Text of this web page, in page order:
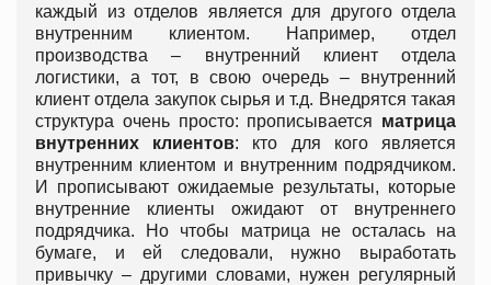
каждый из отделов является для другого отдела
внутренним клиентом. Например, отдел
производства – внутренний клиент отдела
логистики, а тот, в свою очередь – внутренний
клиент отдела закупок сырья и т.д. Внедрятся такая
структура очень просто: прописывается матрица
внутренних клиентов: кто для кого является
внутренним клиентом и внутренним подрядчиком.
И прописывают ожидаемые результаты, которые
внутренние клиенты ожидают от внутреннего
подрядчика. Но чтобы матрица не осталась на
бумаге, и ей следовали, нужно выработать
привычку – другими словами, нужен регулярный